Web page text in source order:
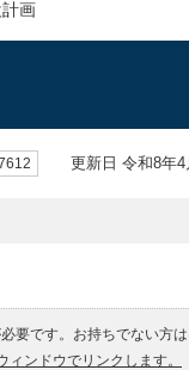
画
更新日 令和8年4
要です。お持ちでない方
ンドウでリンクします。